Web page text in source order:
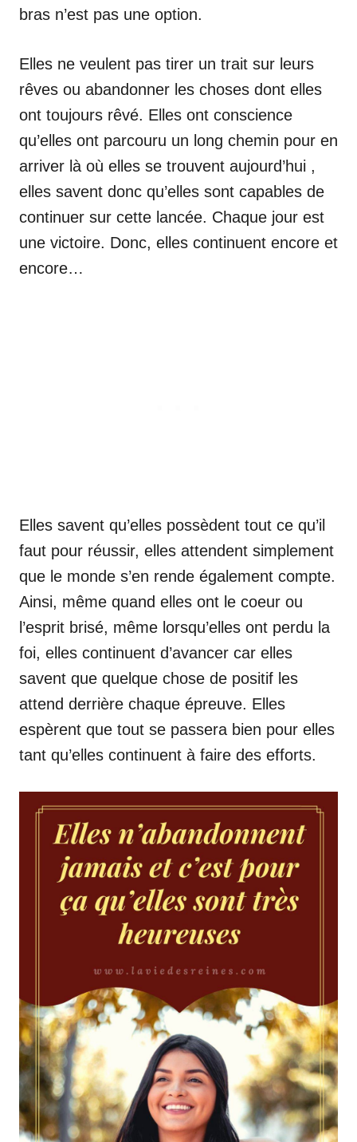
bras n’est pas une option.
Elles ne veulent pas tirer un trait sur leurs
rêves ou abandonner les choses dont elles
ont toujours rêvé. Elles ont conscience
qu’elles ont parcouru un long chemin pour en
arriver là où elles se trouvent aujourd’hui ,
elles savent donc qu’elles sont capables de
continuer sur cette lancée. Chaque jour est
une victoire. Donc, elles continuent encore et
encore…
Elles savent qu’elles possèdent tout ce qu’il
faut pour réussir, elles attendent simplement
que le monde s’en rende également compte.
Ainsi, même quand elles ont le coeur ou
l’esprit brisé, même lorsqu’elles ont perdu la
foi, elles continuent d’avancer car elles
savent que quelque chose de positif les
attend derrière chaque épreuve. Elles
espèrent que tout se passera bien pour elles
tant qu’elles continuent à faire des efforts.